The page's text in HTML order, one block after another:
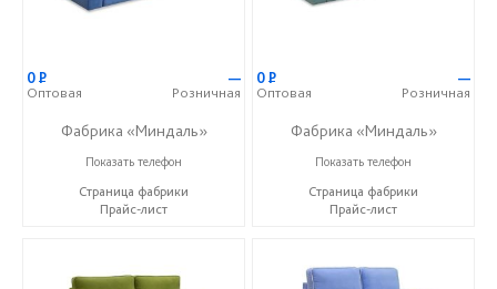
0Р
Оптовая
—
Розничная
Фабрика «Миндаль»
+7 (927) 630-62-82
Показать телефон
Страница фабрики
Прайс-лист
0Р
Оптовая
—
Розничная
Фабрика «Миндаль»
+7 (927) 630-62-82
Показать телефон
Страница фабрики
Прайс-лист